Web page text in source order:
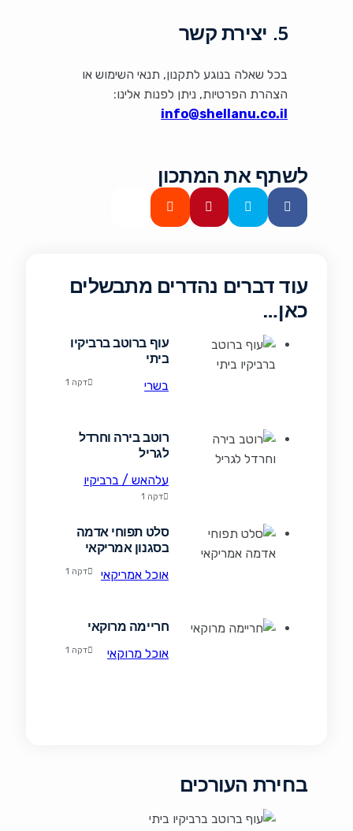
5. יצירת קשר
בכל שאלה בנוגע לתקנון, תנאי השימוש או
הצהרת הפרטיות, ניתן לפנות אלינו:
info@shellanu.co.il
לשתף את המתכון
עוד דברים נהדרים מתבשלים
כאן…
עוף ברוטב ברביקיו
ביתי
בשרי דקה 1
רוטב בירה וחרדל
לגריל
עלהאש / ברביקיו
דקה 1
סלט תפוחי אדמה
בסגנון אמריקאי
אוכל אמריקאי דקה 1
חריימה מרוקאי
אוכל מרוקאי דקה 1
בחירת העורכים